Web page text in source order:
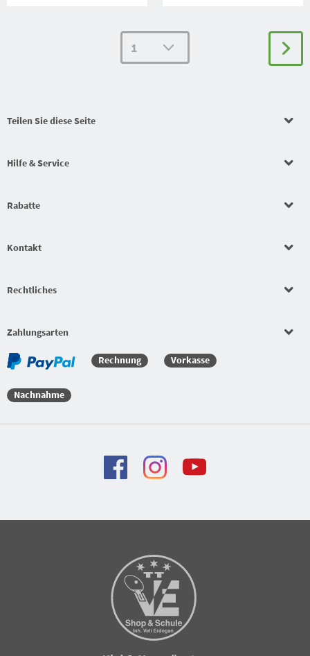
Teilen Sie diese Seite
Hilfe & Service
Rabatte
Kontakt
Rechtliches
Zahlungsarten
Rechnung Vorkasse
Nachnahme